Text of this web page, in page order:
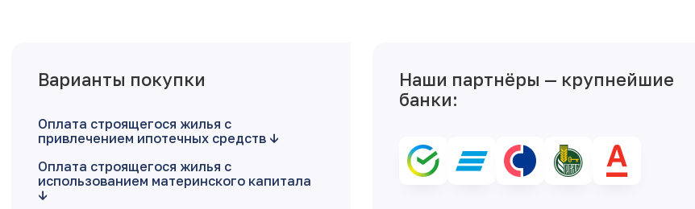
Варианты покупки
Оплата строящегося жилья с
привлечением ипотечных средств
Оплата строящегося жилья с
использованием материнского капитала
Наши партнёры — крупнейшие
банки: